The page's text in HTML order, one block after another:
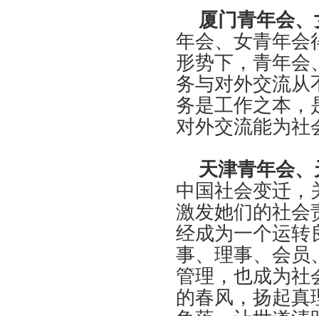
厦门青年会、
年会、女青年会
形势下，青年会
务与对外交流从
务是工作之本，
对外交流能为社
天津青年会、
中国社会变迁，
激发她们的社会
经成为一个运转
事、理事、会员
管理，也成为社
的春风，扬起真